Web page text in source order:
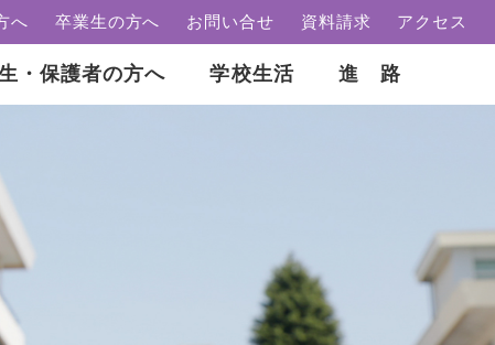
へ 卒業生の方へ お問い合せ 資料請求 アクセス
・保護者の方へ 学校生活 進 路